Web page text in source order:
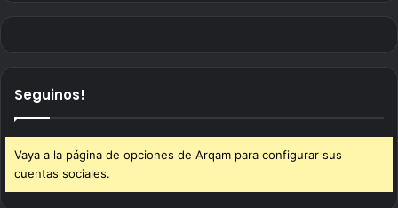
Seguinos!
Vaya a la página de opciones de Arqam para configurar sus
cuentas sociales.